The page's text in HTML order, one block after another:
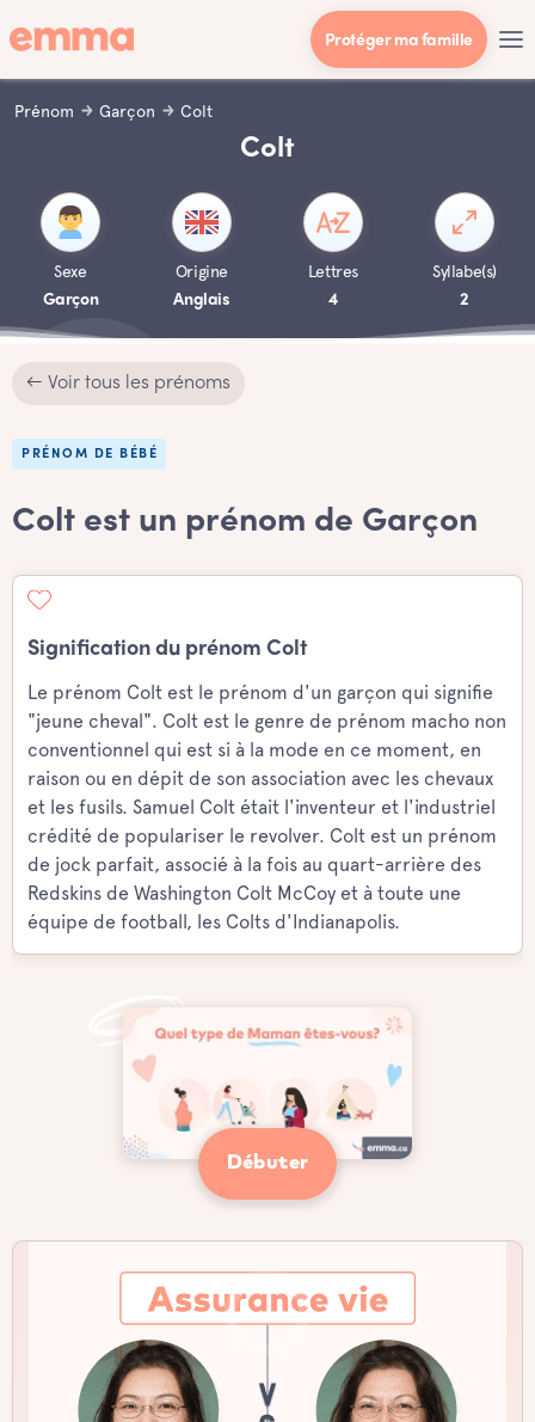
Protéger ma famille
Prénom Garçon Colt
Colt
Sexe
Garçon
Origine
Anglais
Lettres
4
Syllabe(s)
2
← Voir tous les prénoms
PRÉNOM DE BÉBÉ
Colt est un prénom de Garçon
Signification du prénom Colt
Le prénom Colt est le prénom d'un garçon qui signifie
"jeune cheval". Colt est le genre de prénom macho non
conventionnel qui est si à la mode en ce moment, en
raison ou en dépit de son association avec les chevaux
et les fusils. Samuel Colt était l'inventeur et l'industriel
crédité de populariser le revolver. Colt est un prénom
de jock parfait, associé à la fois au quart-arrière des
Redskins de Washington Colt McCoy et à toute une
équipe de football, les Colts d'Indianapolis.
Débuter